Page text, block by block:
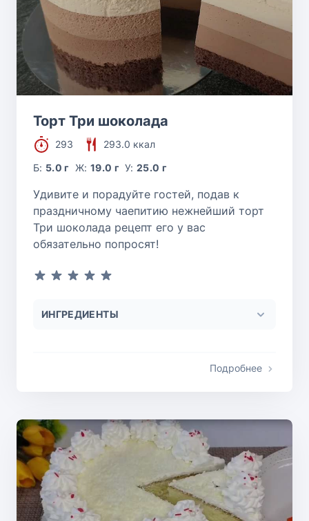
Торт Три шоколада
293
293.0 ккал
Б: 5.0 г Ж: 19.0 г У:25.0 г
Удивите и порадуйте гостей, подав к
праздничному чаепитию нежнейший торт
Три шоколада рецепт его у вас
обязательно попросят!
ИНГРЕДИЕНТЫ
Подробнее